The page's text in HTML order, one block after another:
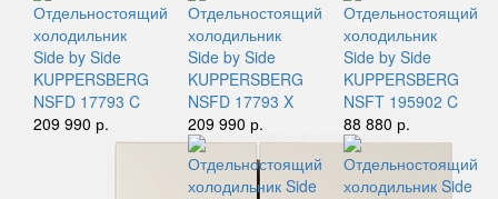
Отдельностоящий
холодильник
Side by Side
KUPPERSBERG
NSFD 17793 C
209 990 р.
Отдельностоящий
холодильник
Side by Side
KUPPERSBERG
NSFD 17793 X
209 990 р.
Отдельностоящий
холодильник
Side by Side
KUPPERSBERG
NSFT 195902 C
88 880 р.